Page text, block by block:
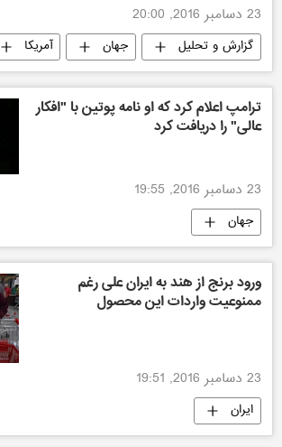
23 دسامبر 2016, 20:00
گزارش و تحلیل جهان آمریکا
ترامپ اعلام کرد که او نامه پوتین با "افکار
عالی" را دریافت کرد
23 دسامبر 2016, 19:55
جهان
ورود برنج از هند به ایران علی رغم
ممنوعیت واردات این محصول
23 دسامبر 2016, 19:51
ایران